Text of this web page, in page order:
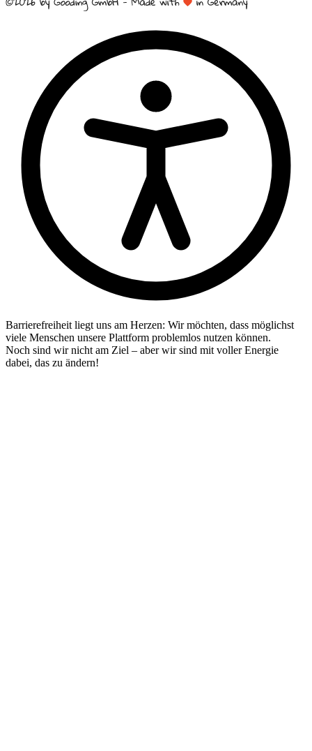
Barrierefreiheit liegt uns am Herzen: Wir möchten, dass möglichst
viele Menschen unsere Plattform problemlos nutzen können.
Noch sind wir nicht am Ziel – aber wir sind mit voller Energie
dabei, das zu ändern!